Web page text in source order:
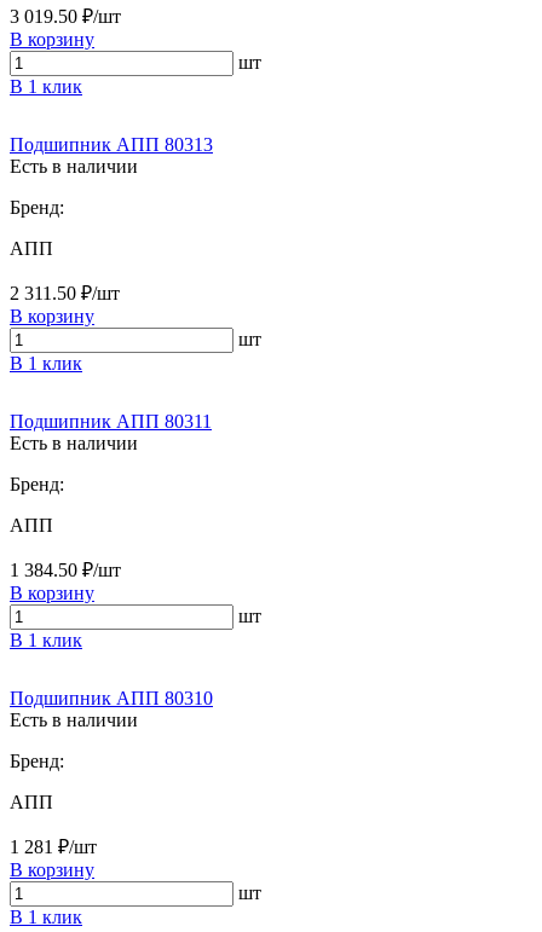
3 019.50 ₽/шт
В корзину
шт
В 1 клик
Подшипник АПП 80313
Есть в наличии
Бренд:
АПП
2 311.50 ₽/шт
В корзину
шт
В 1 клик
Подшипник АПП 80311
Есть в наличии
Бренд:
АПП
1 384.50 ₽/шт
В корзину
шт
В 1 клик
Подшипник АПП 80310
Есть в наличии
Бренд:
АПП
1 281 ₽/шт
В корзину
шт
В 1 клик